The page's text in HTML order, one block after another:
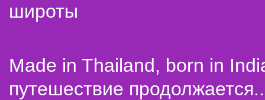
широты
Made in Thailand, born in
путешествие